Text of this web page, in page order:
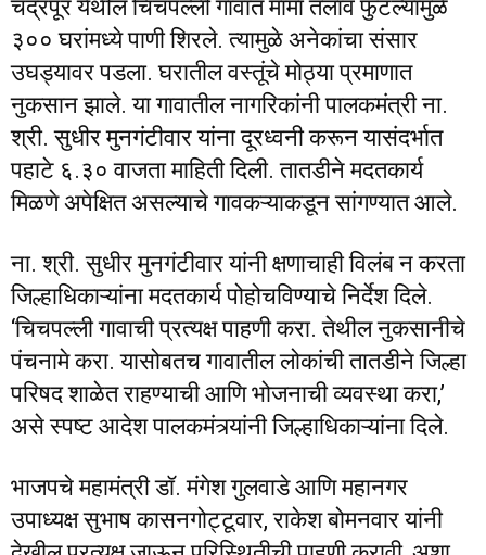
चंद्रपूर येथील चिचपल्ली गावात मामा तलाव फुटल्यामुळे
३०० घरांमध्ये पाणी शिरले. त्यामुळे अनेकांचा संसार
उघड्यावर पडला. घरातील वस्तूंचे मोठ्या प्रमाणात
नुकसान झाले. या गावातील नागरिकांनी पालकमंत्री ना.
श्री. सुधीर मुनगंटीवार यांना दूरध्वनी करून यासंदर्भात
पहाटे ६.३० वाजता माहिती दिली. तातडीने मदतकार्य
मिळणे अपेक्षित असल्याचे गावकऱ्याकडून सांगण्यात आले.
ना. श्री. सुधीर मुनगंटीवार यांनी क्षणाचाही विलंब न करता
जिल्हाधिकाऱ्यांना मदतकार्य पोहोचविण्याचे निर्देश दिले.
‘चिचपल्ली गावाची प्रत्यक्ष पाहणी करा. तेथील नुकसानीचे
पंचनामे करा. यासोबतच गावातील लोकांची तातडीने जिल्हा
परिषद शाळेत राहण्याची आणि भोजनाची व्यवस्था करा,’
असे स्पष्ट आदेश पालकमंत्र्यांनी जिल्हाधिकाऱ्यांना दिले.
भाजपचे महामंत्री डॉ. मंगेश गुलवाडे आणि महानगर
उपाध्यक्ष सुभाष कासनगोट्टूवार, राकेश बोमनवार यांनी